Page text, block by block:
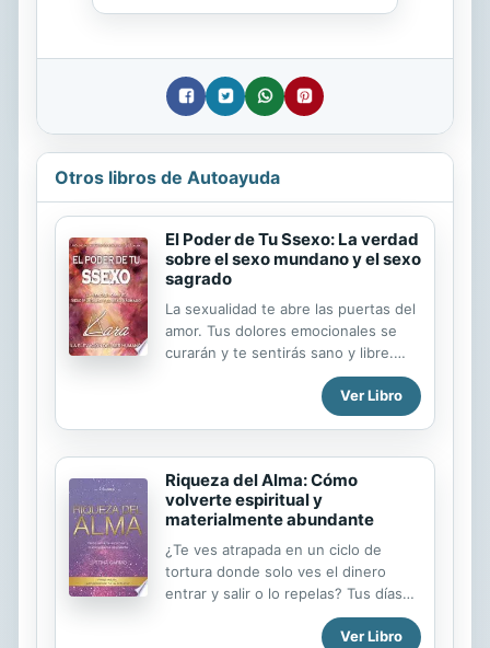
Otros libros de Autoayuda
El Poder de Tu Ssexo: La verdad
sobre el sexo mundano y el sexo
sagrado
La sexualidad te abre las puertas del
amor. Tus dolores emocionales se
curarán y te sentirás sano y libre.
Aprenderás a crear la vida que
anhelas y vivir en la abundancia. Eres
una Poderosa Chispa, prende tu
puede ser mucho más lindo de lo
que se ve, se vive y se desarrolla,
has llegado al momento crucialdel no
retorno. Por entre las líneas de estas
páginas escritas con mucho amor y
dedicación vas a comprender y
aceptar a tu sexualidad como parte
integrante de la vida, de tu cuerpo y
de tus sueños. Aprenderás a
Ver Libro
Riqueza del Alma: Cómo
volverte espiritual y
materialmente abundante
¿Te ves atrapada en un ciclo de
tortura donde solo ves el dinero
entrar y salir o lo repelas? Tus días
de vida con un ]nunca hay dinero
suficiente" pueden acabar. Tus días
Ver Libro